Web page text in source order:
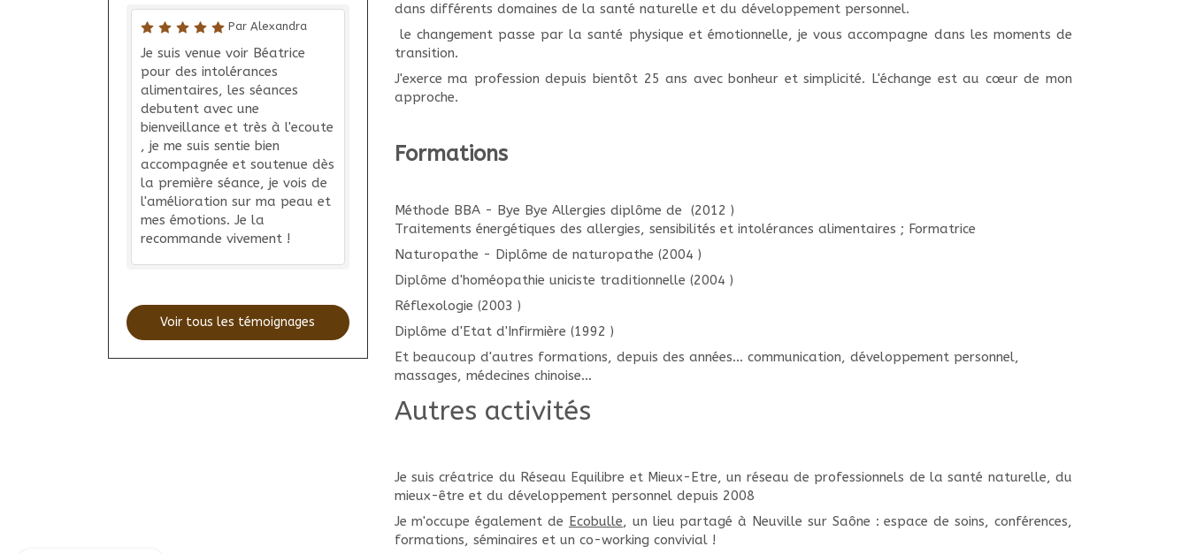
dans différents domaines de la santé naturelle et du développement personnel.
le changement passe par la santé physique et émotionnelle, je vous accompagne dans les moments de
transition.
J'exerce ma profession depuis bientôt 25 ans avec bonheur et simplicité. L'échange est au cœur de mon
approche.
Formations
Méthode BBA - Bye Bye Allergies diplôme de (2012 )
Traitements énergétiques des allergies, sensibilités et intolérances alimentaires ; Formatrice
Naturopathe - Diplôme de naturopathe (2004 )
Diplôme d'homéopathie uniciste traditionnelle (2004 )
Réflexologie (2003 )
Diplôme d'Etat d'Infirmière (1992 )
Et beaucoup d'autres formations, depuis des années… communication, développement personnel,
massages, médecines chinoise…
Autres activités
Je suis créatrice du Réseau Equilibre et Mieux-Etre, un réseau de professionnels de la santé naturelle, du
mieux-être et du développement personnel depuis 2008
Je m'occupe également de Ecobulle, un lieu partagé à Neuville sur Saône : espace de soins, conférences,
formations, séminaires et un co-working convivial !
Par Alexandra
Je suis venue voir Béatrice
pour des intolérances
alimentaires, les séances
debutent avec une
bienveillance et très à l'ecoute
, je me suis sentie bien
accompagnée et soutenue dès
la première séance, je vois de
l'amélioration sur ma peau et
mes émotions. Je la
recommande vivement !
Voir tous les témoignages